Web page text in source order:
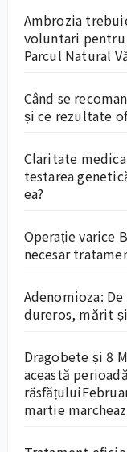
Ambrozia
voluntari pentru
Parcul Natural
Când se
și ce rezultate
Claritate
testarea
ea?
Operație varice
necesar
Adenomioza:
dureros, mărit
Dragobete și 8
această
martie